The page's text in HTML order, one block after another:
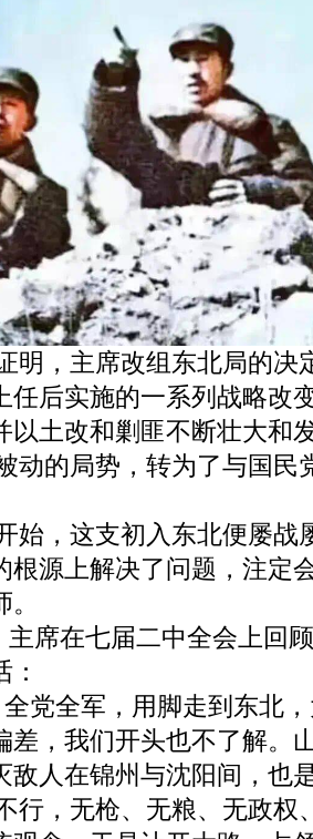
明，主席改组东北局的决
任后实施的一系列战略改
以土改和剿匪不断壮大和
动的局势，转为了与国民
始，这支初入东北便屡战
根源上解决了问题，注定
主席在七届二中全会上回
党全军，用脚走到东北
差，我们开头也不了解。
敌人在锦州与沈阳间，也
行，无枪、无粮、无政权